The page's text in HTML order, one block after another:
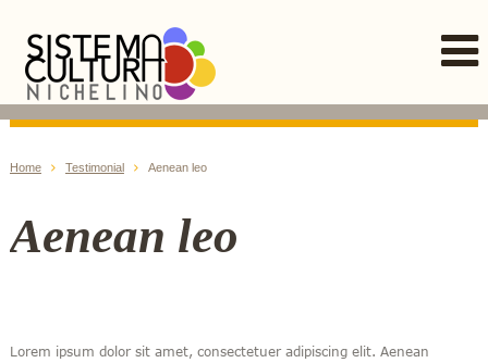
Home Testimonial Aenean leo
Aenean leo
Lorem ipsum dolor sit amet, consectetuer adipiscing elit. Aenean